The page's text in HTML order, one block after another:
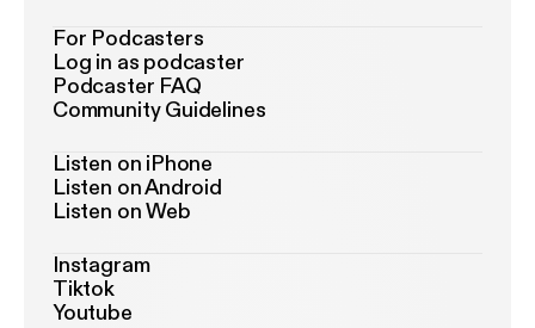
For Podcasters
Log in as podcaster
Podcaster FAQ
Community Guidelines
Listen on iPhone
Listen on Android
Listen on Web
Instagram
Tiktok
Youtube